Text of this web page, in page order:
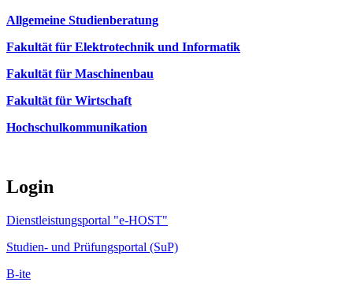
Allgemeine Studienberatung
Fakultät für Elektrotechnik und Informatik
Fakultät für Maschinenbau
Fakultät für Wirtschaft
Hochschulkommunikation
Login
Dienstleistungsportal "e-HOST"
Studien- und Prüfungsportal (SuP)
B-ite